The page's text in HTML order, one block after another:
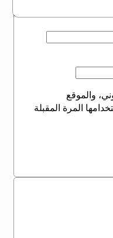
والموقع
المرة المقبلة